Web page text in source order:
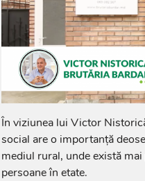
În viziunea lui Victor
social are o importanță
mediul rural, unde există
persoane în etate.